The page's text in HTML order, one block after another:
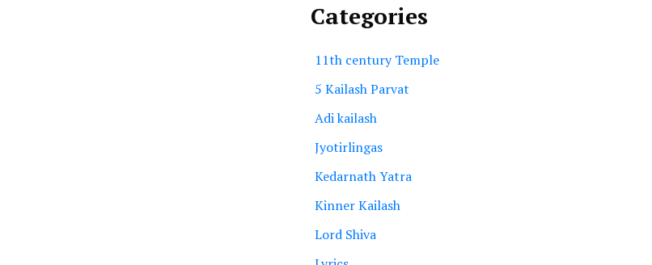
Categories
11th century Temple
5 Kailash Parvat
Adi kailash
Jyotirlingas
Kedarnath Yatra
Kinner Kailash
Lord Shiva